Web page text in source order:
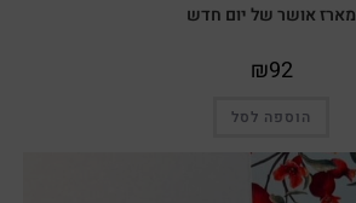
מארז אושר של יום חדש
₪92
הוספה לסל